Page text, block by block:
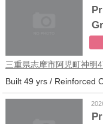
三重県志摩市阿児町神明